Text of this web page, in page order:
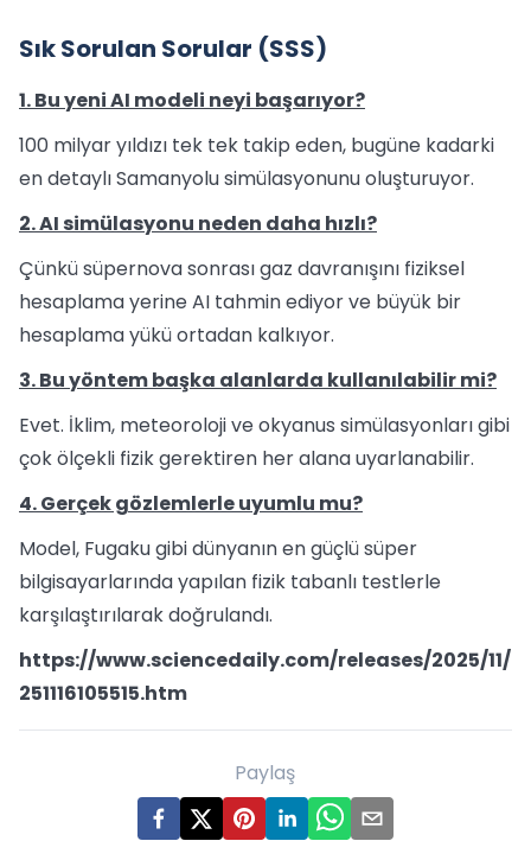
Sık Sorulan Sorular (SSS)
1. Bu yeni AI modeli neyi başarıyor?
100 milyar yıldızı tek tek takip eden, bugüne kadarki
en detaylı Samanyolu simülasyonunu oluşturuyor.
2. AI simülasyonu neden daha hızlı?
Çünkü süpernova sonrası gaz davranışını fiziksel
hesaplama yerine AI tahmin ediyor ve büyük bir
hesaplama yükü ortadan kalkıyor.
3. Bu yöntem başka alanlarda kullanılabilir mi?
Evet. İklim, meteoroloji ve okyanus simülasyonları gibi
çok ölçekli fizik gerektiren her alana uyarlanabilir.
4. Gerçek gözlemlerle uyumlu mu?
Model, Fugaku gibi dünyanın en güçlü süper
bilgisayarlarında yapılan fizik tabanlı testlerle
karşılaştırılarak doğrulandı.
https://www.sciencedaily.com/releases/2025/11/
251116105515.htm
Paylaş